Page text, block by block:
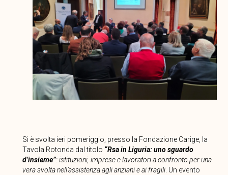
Si è svolta ieri pomeriggio, presso la Fondazione Carige, la
Tavola Rotonda dal titolo “Rsa in Liguria: uno sguardo
d’insieme”: istituzioni, imprese e lavoratori a confronto per una
vera svolta nell’assistenza agli anziani e ai fragili. Un evento